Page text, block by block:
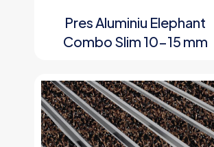
Pres Aluminiu Elephant
Combo Slim 10-15 mm